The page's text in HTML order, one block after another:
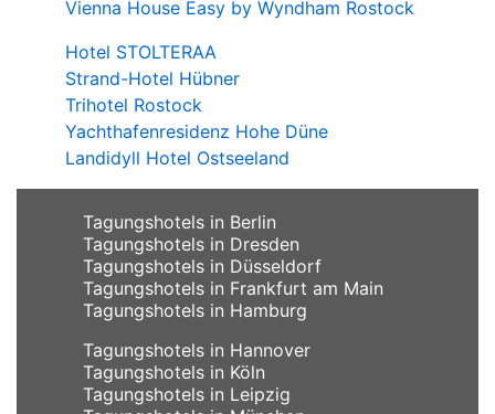
Vienna House Easy by Wyndham Rostock
Hotel STOLTERAA
Strand-Hotel Hübner
Trihotel Rostock
Yachthafenresidenz Hohe Düne
Landidyll Hotel Ostseeland
Tagungshotels in Berlin
Tagungshotels in Dresden
Tagungshotels in Düsseldorf
Tagungshotels in Frankfurt am Main
Tagungshotels in Hamburg
Tagungshotels in Hannover
Tagungshotels in Köln
Tagungshotels in Leipzig